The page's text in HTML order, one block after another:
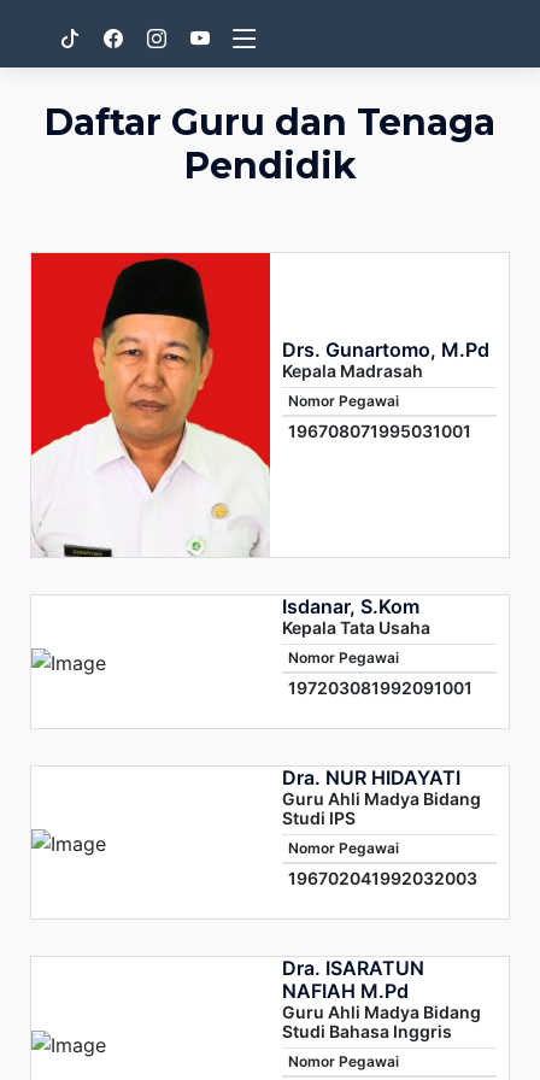
Daftar Guru dan Tenaga
Pendidik
Drs. Gunartomo, M.Pd
Kepala Madrasah
Nomor Pegawai
196708071995031001
Isdanar, S.Kom
Kepala Tata Usaha
Nomor Pegawai
197203081992091001
Dra. NUR HIDAYATI
Guru Ahli Madya Bidang
Studi IPS
Nomor Pegawai
196702041992032003
Dra. ISARATUN
NAFIAH M.Pd
Guru Ahli Madya Bidang
Studi Bahasa Inggris
Nomor Pegawai